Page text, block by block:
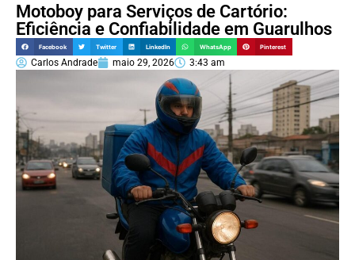
Motoboy para Serviços de Cartório:
Eficiência e Confiabilidade em Guarulhos
Facebook Twitter LinkedIn WhatsApp Pinterest
Carlos Andrade maio 29, 2026 3:43 am